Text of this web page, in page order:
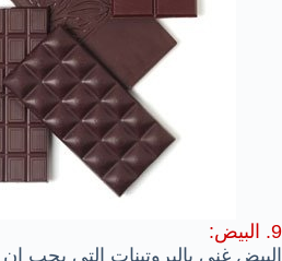
9. البيض:
البيض غني بالبروتينات التي يجب ان